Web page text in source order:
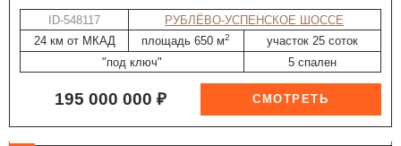
ID-548117
РУБЛЁВО-УСПЕНСКОЕ ШОССЕ
24 км от МКАД
площадь 650 м2
участок 25 соток
"под ключ"
5 спален
195 000 000 ₽